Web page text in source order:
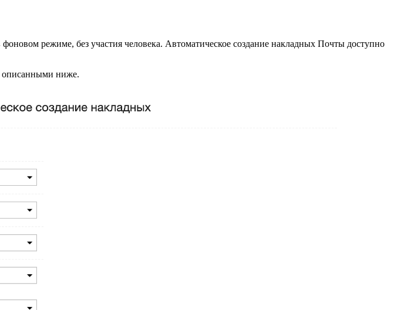
режиме, без участия человека. Автоматическое создание накладных Почты доступно
описанными ниже.